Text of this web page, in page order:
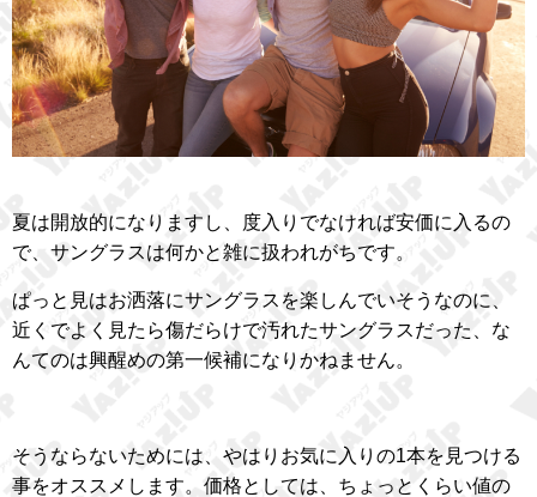
夏は開放的になりますし、度入りでなければ安価に入るの
で、サングラスは何かと雑に扱われがちです。
ぱっと見はお洒落にサングラスを楽しんでいそうなのに、
近くでよく見たら傷だらけで汚れたサングラスだった、な
んてのは興醒めの第一候補になりかねません。
そうならないためには、やはりお気に入りの1本を見つける
事をオススメします。価格としては、ちょっとくらい値の